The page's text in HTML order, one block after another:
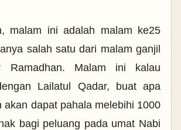
malam ini adalah malam ke25
salah satu dari malam ganjil
Malam ini kalau
Lailatul Qadar, buat apa
akan dapat pahala melebihi 1000
bagi peluang pada umat Nabi